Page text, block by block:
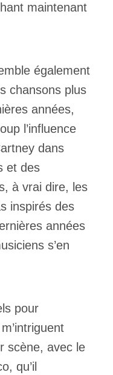
maintenant
également
chansons plus
années,
l’influence
dans
et des
à vrai dire, les
inspirés des
années
s’en
pour
scène, avec le
qu’il